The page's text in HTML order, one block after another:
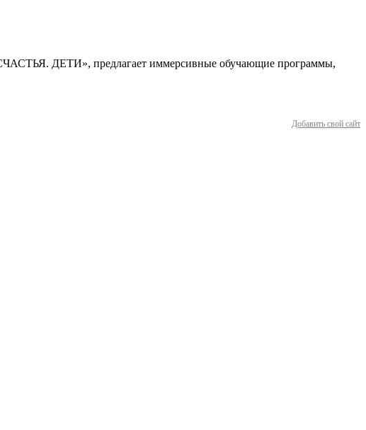
ДЕТИ», предлагает иммерсивные обучающие программы,
Добавить свой сайт